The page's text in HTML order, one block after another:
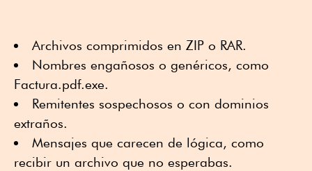
Archivos comprimidos en ZIP o RAR.
Nombres engañosos o genéricos, como
Factura.pdf.exe.
Remitentes sospechosos o con dominios
extraños.
Mensajes que carecen de lógica, como
recibir un archivo que no esperabas.